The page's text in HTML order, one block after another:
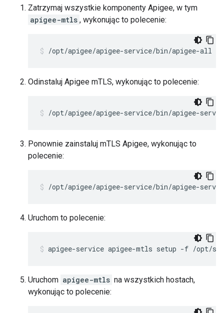
Zatrzymaj wszystkie komponenty Apigee, w tym
apigee-mtls , wykonując to polecenie:
/opt/apigee/apigee-service/bin/apigee-all
Odinstaluj Apigee mTLS, wykonując to polecenie:
/opt/apigee/apigee-service/bin/apigee-
Ponownie zainstaluj mTLS Apigee, wykonując to
polecenie:
/opt/apigee/apigee-service/bin/apigee-
Uruchom to polecenie:
apigee-service apigee-mtls setup -f /opt/
Uruchom apigee-mtls na wszystkich hostach,
wykonując to polecenie: